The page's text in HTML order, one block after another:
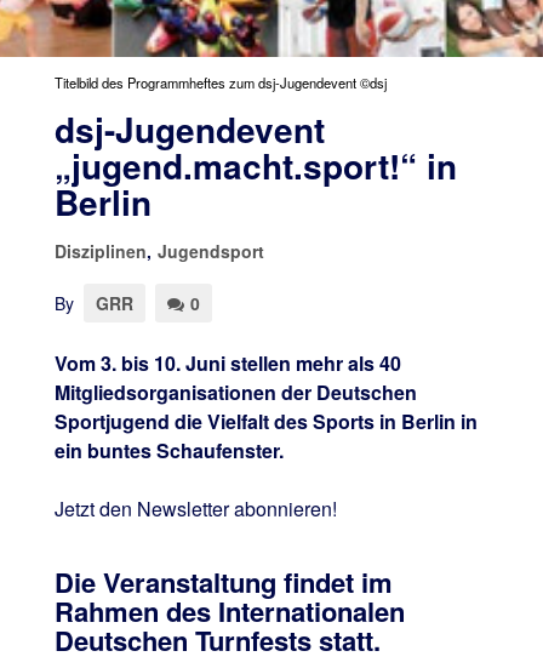
Titelbild des Programmheftes zum dsj-Jugendevent ©dsj
dsj-Jugendevent
„jugend.macht.sport!“ in
Berlin
Disziplinen, Jugendsport
By GRR 0
Vom 3. bis 10. Juni stellen mehr als 40
Mitgliedsorganisationen der Deutschen
Sportjugend die Vielfalt des Sports in Berlin in
ein buntes Schaufenster.
Jetzt den Newsletter abonnieren!
Die Veranstaltung findet im
Rahmen des Internationalen
Deutschen Turnfests statt.